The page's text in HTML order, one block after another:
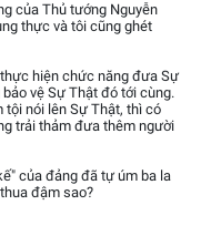
của Thủ tướng Nguyễn
thực và tôi cũng ghét
hiện chức năng đưa Sự
vệ Sự Thật đó tới cùng.
tội nói lên Sự Thật, thì có
trải thảm đưa thêm người
của đảng đã tự úm ba la
đậm sao?